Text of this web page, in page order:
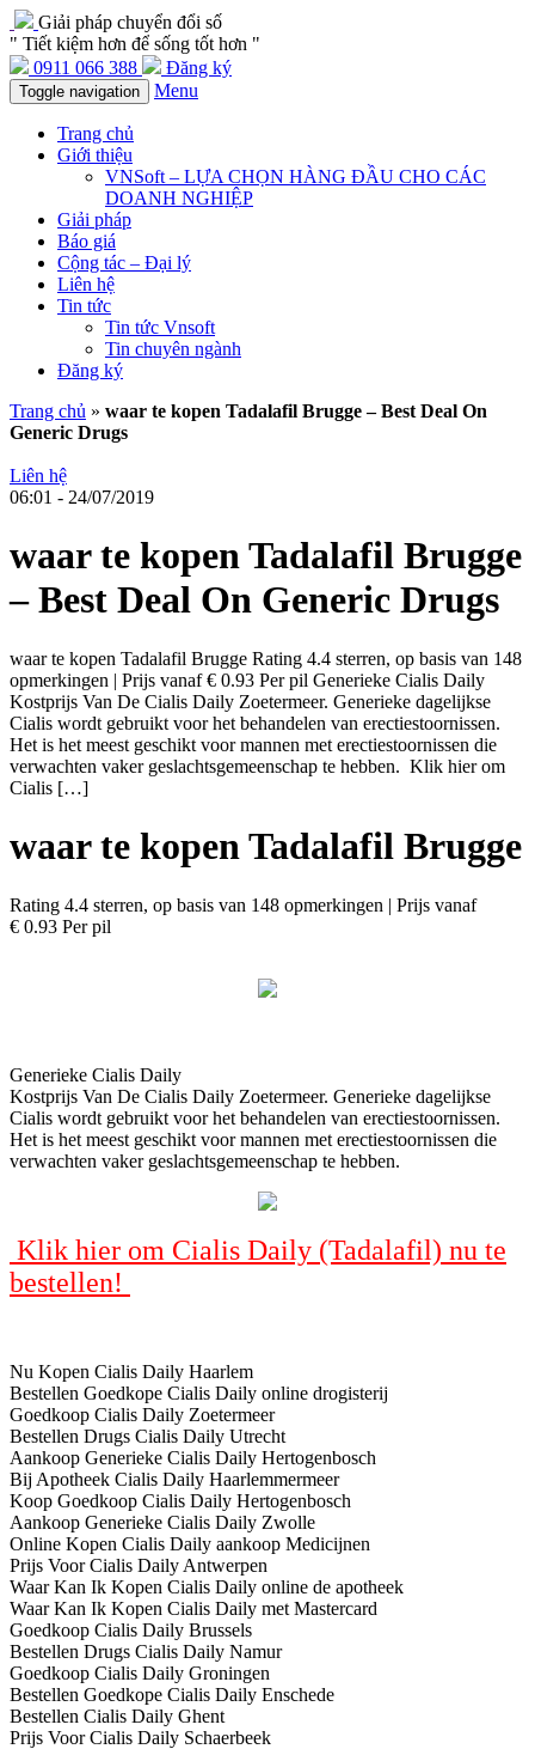
Giải pháp chuyển đổi số
" Tiết kiệm hơn để sống tốt hơn "
0911 066 388
Đăng ký
Toggle navigation Menu
Trang chủ
Giới thiệu
VNSoft – LỰA CHỌN HÀNG ĐẦU CHO CÁC
DOANH NGHIỆP
Giải pháp
Báo giá
Cộng tác – Đại lý
Liên hệ
Tin tức
Tin tức Vnsoft
Tin chuyên ngành
Đăng ký
Trang chủ » waar te kopen Tadalafil Brugge – Best Deal On
Generic Drugs
Liên hệ
06:01 - 24/07/2019
waar te kopen Tadalafil Brugge
– Best Deal On Generic Drugs
waar te kopen Tadalafil Brugge Rating 4.4 sterren, op basis van 148
opmerkingen | Prijs vanaf € 0.93 Per pil Generieke Cialis Daily
Kostprijs Van De Cialis Daily Zoetermeer. Generieke dagelijkse
Cialis wordt gebruikt voor het behandelen van erectiestoornissen.
Het is het meest geschikt voor mannen met erectiestoornissen die
verwachten vaker geslachtsgemeenschap te hebben. Klik hier om
Cialis […]
waar te kopen Tadalafil Brugge
Rating 4.4 sterren, op basis van 148 opmerkingen | Prijs vanaf
€ 0.93 Per pil
Generieke Cialis Daily
Kostprijs Van De Cialis Daily Zoetermeer. Generieke dagelijkse
Cialis wordt gebruikt voor het behandelen van erectiestoornissen.
Het is het meest geschikt voor mannen met erectiestoornissen die
verwachten vaker geslachtsgemeenschap te hebben.
Klik hier om Cialis Daily (Tadalafil) nu te
bestellen!
Nu Kopen Cialis Daily Haarlem
Bestellen Goedkope Cialis Daily online drogisterij
Goedkoop Cialis Daily Zoetermeer
Bestellen Drugs Cialis Daily Utrecht
Aankoop Generieke Cialis Daily Hertogenbosch
Bij Apotheek Cialis Daily Haarlemmermeer
Koop Goedkoop Cialis Daily Hertogenbosch
Aankoop Generieke Cialis Daily Zwolle
Online Kopen Cialis Daily aankoop Medicijnen
Prijs Voor Cialis Daily Antwerpen
Waar Kan Ik Kopen Cialis Daily online de apotheek
Waar Kan Ik Kopen Cialis Daily met Mastercard
Goedkoop Cialis Daily Brussels
Bestellen Drugs Cialis Daily Namur
Goedkoop Cialis Daily Groningen
Bestellen Goedkope Cialis Daily Enschede
Bestellen Cialis Daily Ghent
Prijs Voor Cialis Daily Schaerbeek